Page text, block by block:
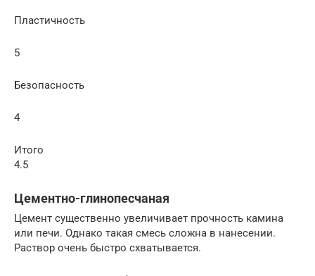
Пластичность
5
Безопасность
4
Итого
4.5
Цементно-глинопесчаная
Цемент существенно увеличивает прочность камина
или печи. Однако такая смесь сложна в нанесении.
Раствор очень быстро схватывается.